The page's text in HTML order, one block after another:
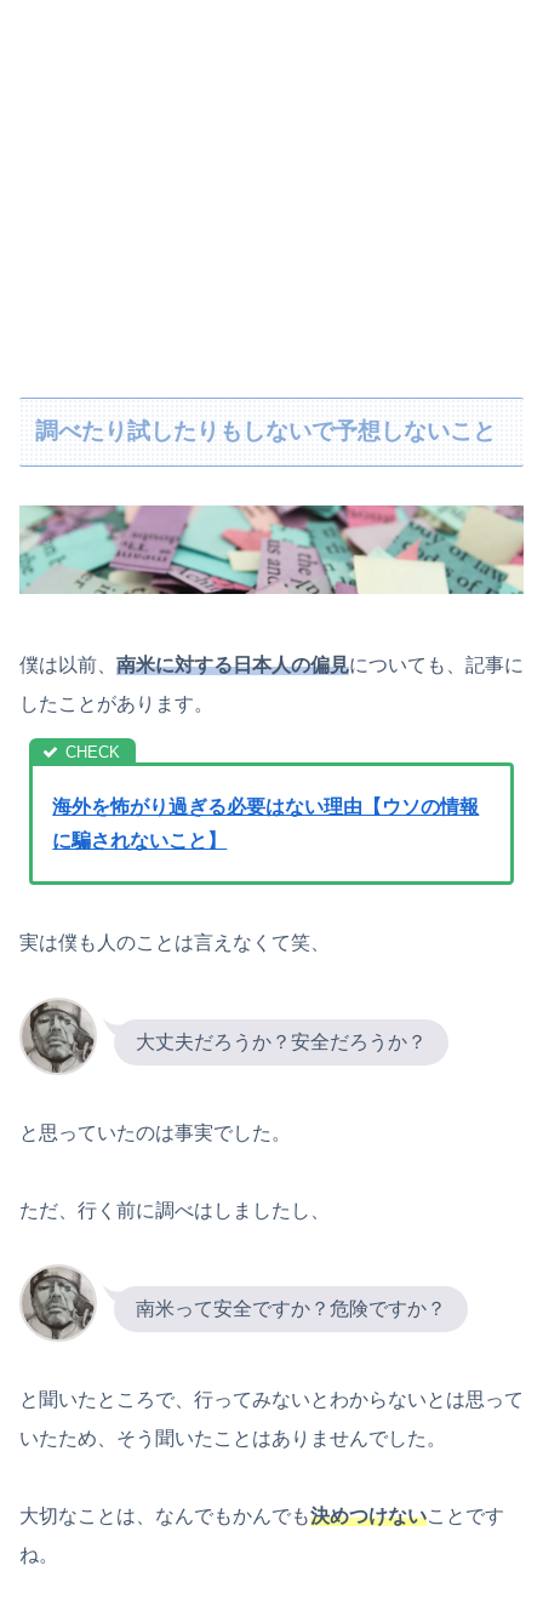
調べたり試したりもしないで予想しないこと
僕は以前、 南米に対する日本人の偏見についても、記事に
したことがあります。
海外を怖がり過ぎる必要はない理由【ウソの情報
に騙されないこと】
実は僕も人のことは言えなくて笑、
大丈夫だろうか？安全だろうか？
と思っていたのは事実でした。
ただ、行く前に調べはしましたし、
南米って安全ですか？危険ですか？
と聞いたところで、行ってみないとわからないとは思って
いたため、そう聞いたことはありませんでした。
大切なことは、なんでもかんでも決めつけないことです
ね。